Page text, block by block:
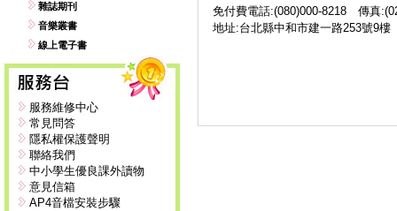
雜誌期刊
音樂叢書
線上電子書
服務維修中心
常見問答
隱私權保護聲明
聯絡我們
中小學生優良課外讀物
意見信箱
AP4音檔安裝步驟
免付費電話:(080)000-8218 傳真
地址:台北縣中和市建一路253號9